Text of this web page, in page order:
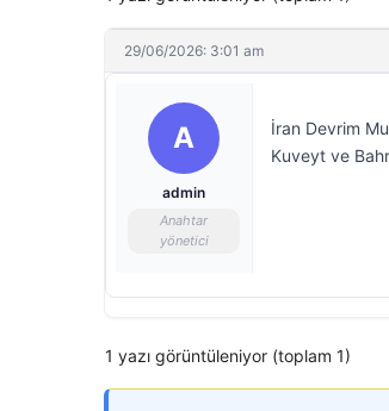
29/06/2026: 3:01 am
A
admin
Anahtar
yönetici
İran Devrim
Kuveyt ve
1 yazı görüntüleniyor (toplam 1)